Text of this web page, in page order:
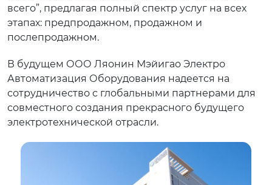
всего”, предлагая полный спектр услуг на всех
этапах: предпродажном, продажном и
послепродажном.
В будущем ООО Ляонин Мэйигао Электро
Автоматизация Оборудования надеется на
сотрудничество с глобальными партнерами для
совместного создания прекрасного будущего
электротехнической отрасли.